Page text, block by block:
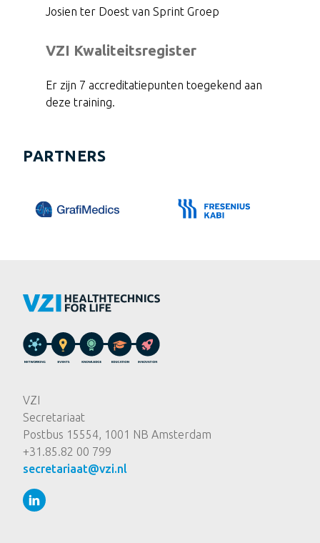
Josien ter Doest van Sprint Groep
VZI Kwaliteitsregister
Er zijn 7 accreditatiepunten toegekend aan
deze training.
PARTNERS
VZI
Secretariaat
Postbus 15554, 1001 NB Amsterdam
+31.85.82 00 799
secretariaat@vzi.nl